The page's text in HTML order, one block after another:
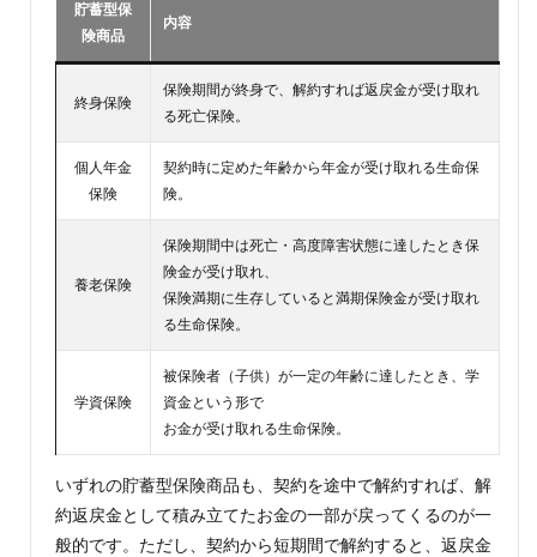
とと
もに
金に
られ
る
3.2
2.中途
臨時
して
でき
4
貯蓄
命保
険の
貯蓄型保
険商品
内容
終身保険
保険期間が終身で、解約すれば返戻金が受け取れ
る死亡保険。
個人年金
保険
契約時に定めた年齢から年金が受け取れる生命保
険。
養老保険
保険期間中は死亡・高度障害状態に達したとき保
険金が受け取れ、
保険満期に生存していると満期保険金が受け取れ
る生命保険。
学資保険
被保険者（子供）が一定の年齢に達したとき、学
資金という形で
お金が受け取れる生命保険。
いずれの貯蓄型保険商品も、契約を途中で解約すれば、解
約返戻金として積み立てたお金の一部が戻ってくるのが一
般的です。ただし、契約から短期間で解約すると、返戻金